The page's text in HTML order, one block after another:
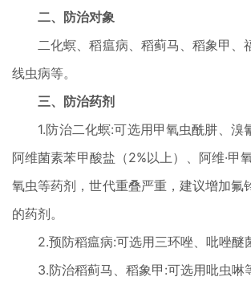
二、防治对象
二化螟、稻瘟病、稻蓟马、稻象甲、
线虫病等。
三、防治药剂
1.防治二化螟:可选用甲氧虫酰肼、溴
阿维菌素苯甲酸盐（2%以上）、阿维·甲
氧虫等药剂，世代重叠严重，建议增加氟
的药剂。
2.预防稻瘟病:可选用三环唑、吡唑醚
3.防治稻蓟马、稻象甲:可选用吡虫啉